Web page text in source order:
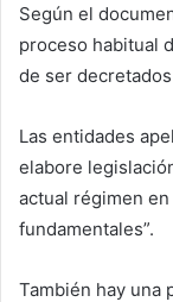
Según el
proceso habitual
de ser
Las entidades
elabore
actual régimen
fundamentales”.
También hay una